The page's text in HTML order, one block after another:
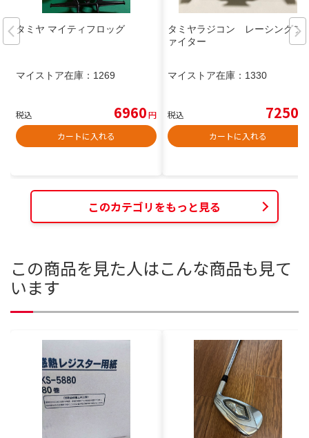
タミヤ マイティフロッグ
マイストア在庫： 1269
税込 6960円
カートに入れる
タミヤラジコン レーシングフ
ァイター
マイストア在庫： 1330
税込 7250
カートに入れる
このカテゴリをもっと見る
この商品を見た人はこんな商品も見て
います